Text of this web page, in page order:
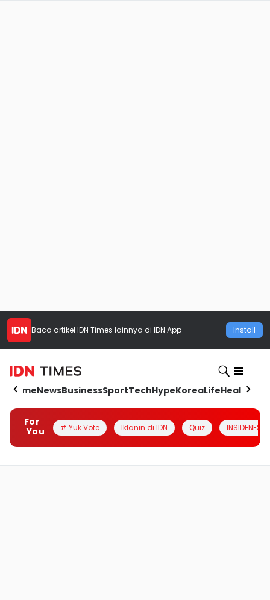
Baca artikel IDN Times lainnya di IDN App Install
HomeNewsBusinessSportTechHypeKoreaLifeHealth
For
You
# Yuk Vote Iklanin di IDN Quiz INSIDENESIA